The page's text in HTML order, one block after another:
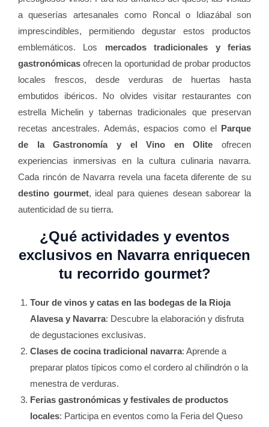
a queserías artesanales como Roncal o Idiazábal son
imprescindibles, permitiendo degustar estos productos
emblemáticos. Los mercados tradicionales y ferias
gastronómicas ofrecen la oportunidad de probar productos
locales frescos, desde verduras de huertas hasta
embutidos ibéricos. No olvides visitar restaurantes con
estrella Michelin y tabernas tradicionales que preservan
recetas ancestrales. Además, espacios como el
Parque
de la Gastronomía y el Vino en Olite ofrecen
experiencias inmersivas en la cultura culinaria navarra.
Cada rincón de Navarra revela una faceta diferente de su
destino gourmet, ideal para quienes desean saborear la
autenticidad de su tierra.
¿Qué actividades y eventos
exclusivos en Navarra enriquecen
tu recorrido gourmet?
Tour de vinos y catas en las bodegas de la Rioja
Alavesa y Navarra: Descubre la elaboración y disfruta
de degustaciones exclusivas.
Clases de cocina tradicional navarra: Aprende a
preparar platos típicos como el cordero al chilindrón o la
menestra de verduras.
Ferias gastronómicas y festivales de productos
locales: Participa en eventos como la Feria del Queso